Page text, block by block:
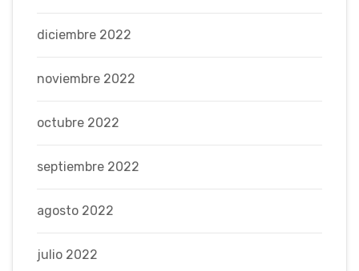
diciembre 2022
noviembre 2022
octubre 2022
septiembre 2022
agosto 2022
julio 2022